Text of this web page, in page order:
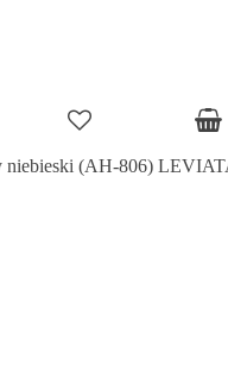
niebieski (AH-806)